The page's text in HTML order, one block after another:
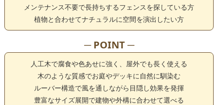
メンテナンス不要で長持ちするフェンスを探している方
植物と合わせてナチュラルに空間を演出したい方
─ POINT ─
人工木で腐食や色あせに強く、屋外でも長く使える
木のような質感でお庭やデッキに自然に馴染む
ルーバー構造で風を通しながら目隠し効果を発揮
豊富なサイズ展開で建物や外構に合わせて選べる